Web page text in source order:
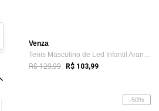
Venza
Tenis Masculino de Led Infantil Aranha C...
R$ 129,99 R$ 103,99
-50%